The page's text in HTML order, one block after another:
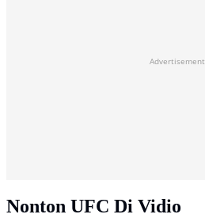
Advertisement
Nonton UFC Di Vidio